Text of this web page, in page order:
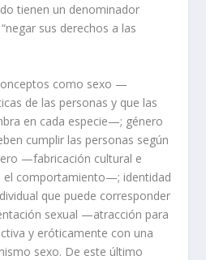
tienen un denominador
sus derechos a las
como sexo —
de las personas y que las
en cada especie—; género
cumplir las personas según
—fabricación cultural e
el comportamiento—; identidad
que puede corresponder
sexual —atracción para
y eróticamente con una
sexo. De este último